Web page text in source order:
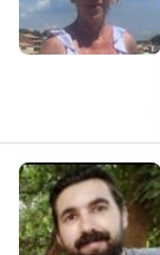
L